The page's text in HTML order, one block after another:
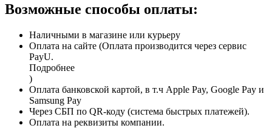
Возможные способы оплаты:
Наличными в магазине или курьеру
Оплата на сайте (Оплата производится через сервис
PayU.
Подробнее
)
Оплата банковской картой, в т.ч Apple Pay, Google Pay и
Samsung Pay
Через СБП по QR-коду (система быстрых платежей).
Оплата на реквизиты компании.